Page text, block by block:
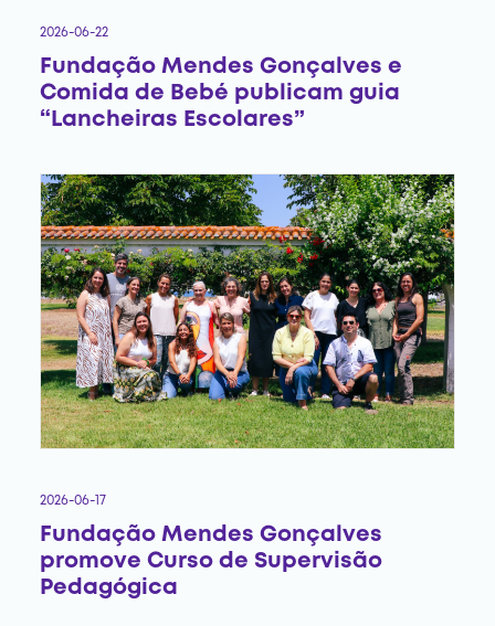
2026-06-22
Fundação Mendes Gonçalves e
Comida de Bebé publicam guia
“Lancheiras Escolares”
2026-06-17
Fundação Mendes Gonçalves
promove Curso de Supervisão
Pedagógica